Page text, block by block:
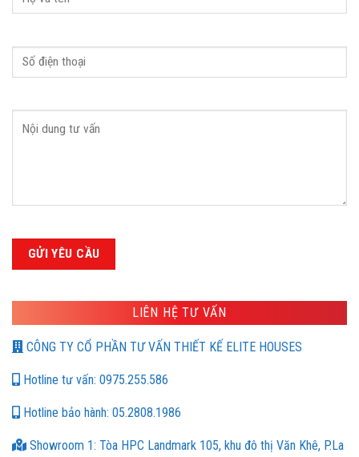
LIÊN HỆ TƯ VẤN
CÔNG TY CỔ PHẦN TƯ VẤN THIẾT KẾ ELITE HOUSES
Hotline tư vấn: 0975.255.586
Hotline bảo hành: 05.2808.1986
Showroom 1: Tòa HPC Landmark 105, khu đô thị Văn Khê, P.La